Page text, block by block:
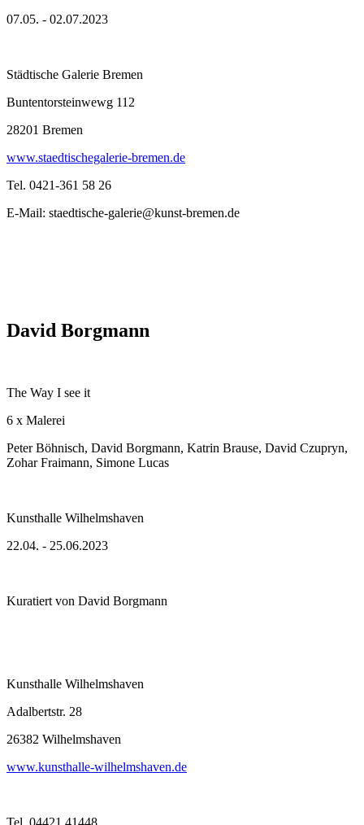
07.05. - 02.07.2023
Städtische Galerie Bremen
Buntentorsteinwewg 112
28201 Bremen
www.staedtischegalerie-bremen.de
Tel. 0421-361 58 26
E-Mail: staedtische-galerie@kunst-bremen.de
David Borgmann
The Way I see it
6 x Malerei
Peter Böhnisch, David Borgmann, Katrin Brause, David Czupryn,
Zohar Fraimann, Simone Lucas
Kunsthalle Wilhelmshaven
22.04. - 25.06.2023
Kuratiert von David Borgmann
Kunsthalle Wilhelmshaven
Adalbertstr. 28
26382 Wilhelmshaven
www.kunsthalle-wilhelmshaven.de